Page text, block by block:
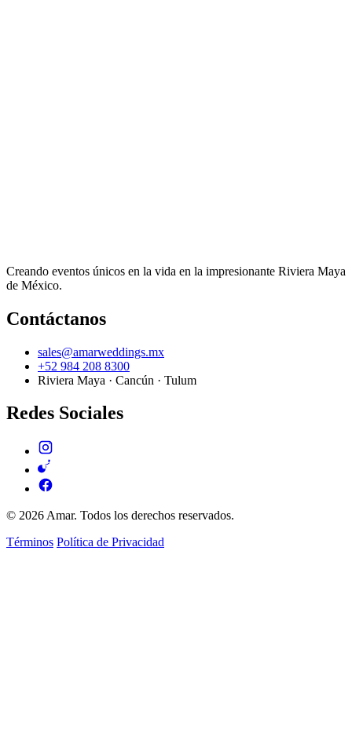
Creando eventos únicos en la vida en la impresionante Riviera Maya
de México.
Contáctanos
sales@amarweddings.mx
+52 984 208 8300
Riviera Maya · Cancún · Tulum
Redes Sociales
© 2026 Amar. Todos los derechos reservados.
Términos Política de Privacidad